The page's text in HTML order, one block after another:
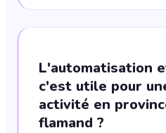
L'automatisation
c'est utile pour
activité en
flamand ?